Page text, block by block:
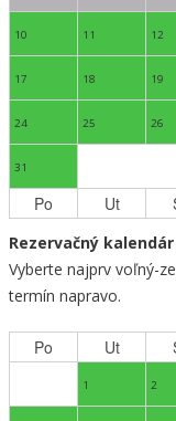
10 11 12
17 18 19
24 25 26
31
Po Ut
Rezervačný
Vyberte najprv voľný-
termín napravo.
Po Ut
1 2